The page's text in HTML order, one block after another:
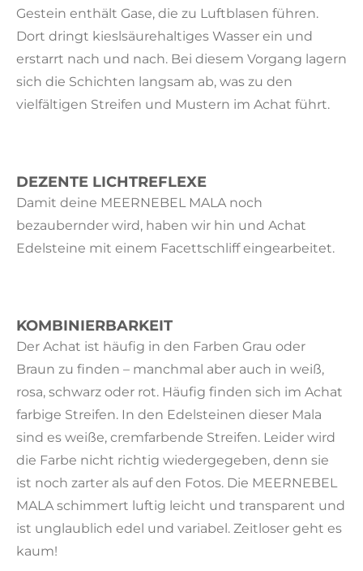
Gestein enthält Gase, die zu Luftblasen führen.
Dort dringt kieslsäurehaltiges Wasser ein und
erstarrt nach und nach. Bei diesem Vorgang lagern
sich die Schichten langsam ab, was zu den
vielfältigen Streifen und Mustern im Achat führt.
DEZENTE LICHTREFLEXE
Damit deine MEERNEBEL MALA noch
bezaubernder wird, haben wir hin und Achat
Edelsteine mit einem Facettschliff eingearbeitet.
KOMBINIERBARKEIT
Der Achat ist häufig in den Farben Grau oder
Braun zu finden – manchmal aber auch in weiß,
rosa, schwarz oder rot. Häufig finden sich im Achat
farbige Streifen. In den Edelsteinen dieser Mala
sind es weiße, cremfarbende Streifen. Leider wird
die Farbe nicht richtig wiedergegeben, denn sie
ist noch zarter als auf den Fotos. Die MEERNEBEL
MALA schimmert luftig leicht und transparent und
ist unglaublich edel und variabel. Zeitloser geht es
kaum!